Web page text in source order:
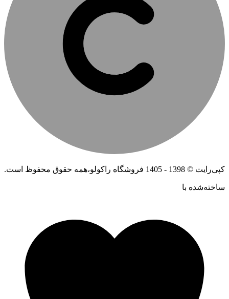
کپی‌رایت © 1398 - 1405 فروشگاه راکولو،همه حقوق محفوظ است.
ساخته‌شده ‌با